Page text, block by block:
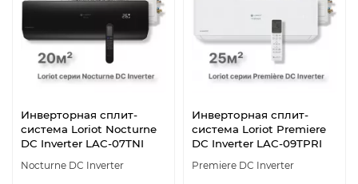
Инверторная сплит-
система Loriot Nocturne
DC Inverter LAC-07TNI
Nocturne DC Inverter
Инверторная сплит-
система Loriot Premiere
DC Inverter LAC-09TPRI
Premiere DC Inverter